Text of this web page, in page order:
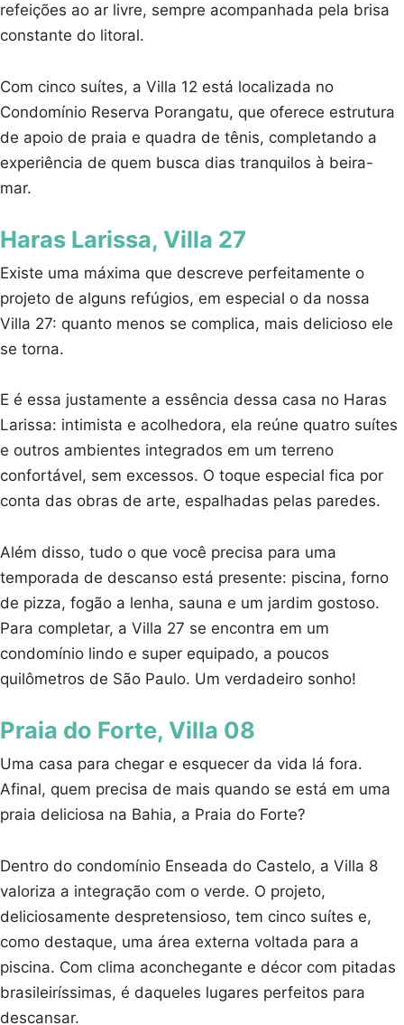
refeições ao ar livre, sempre acompanhada pela brisa
constante do litoral.
Com cinco suítes, a Villa 12 está localizada no
Condomínio Reserva Porangatu, que oferece estrutura
de apoio de praia e quadra de tênis, completando a
experiência de quem busca dias tranquilos à beira-
mar.
Haras Larissa, Villa 27
Existe uma máxima que descreve perfeitamente o
projeto de alguns refúgios, em especial o da nossa
Villa 27: quanto menos se complica, mais delicioso ele
se torna.
E é essa justamente a essência dessa casa no Haras
Larissa: intimista e acolhedora, ela reúne quatro suítes
e outros ambientes integrados em um terreno
confortável, sem excessos. O toque especial fica por
conta das obras de arte, espalhadas pelas paredes.
Além disso, tudo o que você precisa para uma
temporada de descanso está presente: piscina, forno
de pizza, fogão a lenha, sauna e um jardim gostoso.
Para completar, a Villa 27 se encontra em um
condomínio lindo e super equipado, a poucos
quilômetros de São Paulo. Um verdadeiro sonho!
Praia do Forte, Villa 08
Uma casa para chegar e esquecer da vida lá fora.
Afinal, quem precisa de mais quando se está em uma
praia deliciosa na Bahia, a Praia do Forte?
Dentro do condomínio Enseada do Castelo, a Villa 8
valoriza a integração com o verde. O projeto,
deliciosamente despretensioso, tem cinco suítes e,
como destaque, uma área externa voltada para a
piscina. Com clima aconchegante e décor com pitadas
brasileiríssimas, é daqueles lugares perfeitos para
descansar.